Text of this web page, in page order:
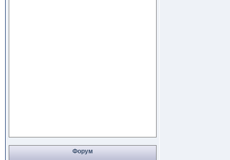
Форум